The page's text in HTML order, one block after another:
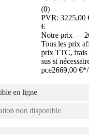
(0)
PVR: 3225,00
€
Notre prix —
Tous les prix
prix TTC, frais
sus si
pce2669,00 €*/
en ligne
non disponible